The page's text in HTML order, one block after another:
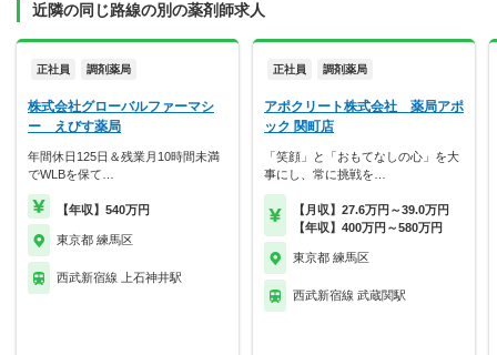
近隣の同じ路線の別の薬剤師求人
正社員 調剤薬局
株式会社グローバルファーマシ
ー えびす薬局
年間休日125日＆残業月10時間未満
でWLBを保て…
【年収】540万円
東京都 練馬区
西武新宿線 上石神井駅
正社員 調剤薬局
アポクリート株式会社 薬局アポ
ック 関町店
「笑顔」と「おもてなしの心」を大
事にし、常に挑戦を…
【月収】27.6万円～39.0万円
【年収】400万円～580万円
東京都 練馬区
西武新宿線 武蔵関駅